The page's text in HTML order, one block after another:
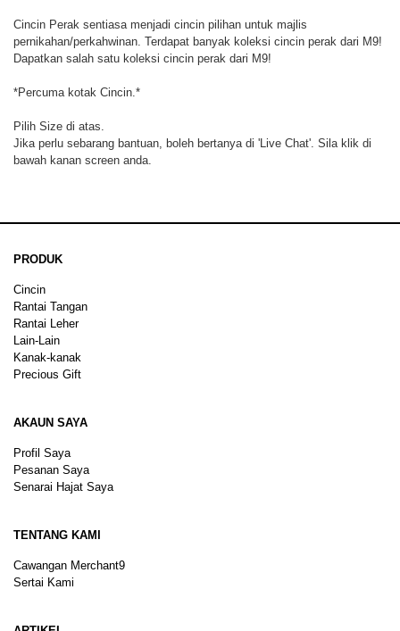
Cincin Perak sentiasa menjadi cincin pilihan untuk majlis
pernikahan/perkahwinan. Terdapat banyak koleksi cincin perak dari M9!
Dapatkan salah satu koleksi cincin perak dari M9!
*Percuma kotak Cincin.*
Pilih Size di atas.
Jika perlu sebarang bantuan, boleh bertanya di 'Live Chat'. Sila klik di
bawah kanan screen anda.
PRODUK
Cincin
Rantai Tangan
Rantai Leher
Lain-Lain
Kanak-kanak
Precious Gift
AKAUN SAYA
Profil Saya
Pesanan Saya
Senarai Hajat Saya
TENTANG KAMI
Cawangan Merchant9
Sertai Kami